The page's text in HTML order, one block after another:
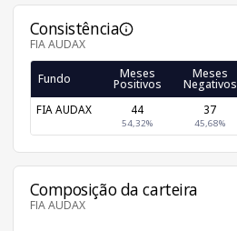
Consistência
FIA AUDAX
Fundo Meses
Positivos
Meses
Negativos
FIA AUDAX 44
54,32%
37
45,68%
Composição da carteira
FIA AUDAX